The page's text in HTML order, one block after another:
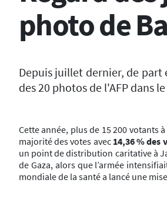
photo de
Depuis juillet dernier, de part
des 20 photos de l'AFP dans
Cette année, plus de 15 200 votants
majorité des votes avec 14,36 % des
un point de distribution caritative à
de Gaza, alors que l’armée
mondiale de la santé a lancé une